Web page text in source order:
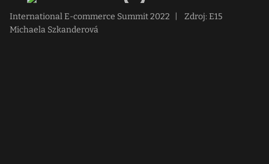
International E-commerce Summit 2022
Zdroj: E15
Michaela Szkanderová